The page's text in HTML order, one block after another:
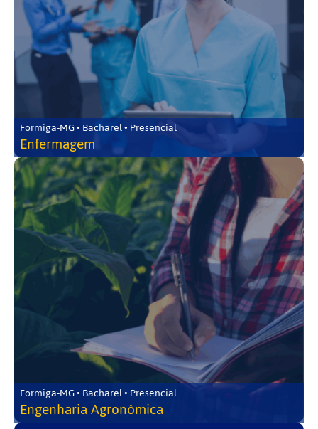
Formiga-MG • Bacharel • Presencial
Enfermagem
Formiga-MG • Bacharel • Presencial
Engenharia Agronômica